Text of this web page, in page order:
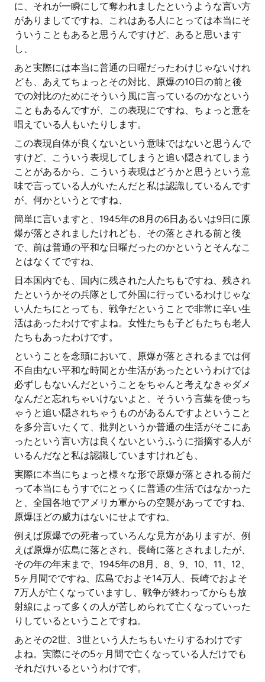
に、それが一瞬にして奪われましたというような言い方
がありましてですね、これはある人にとっては本当にそ
ういうこともあると思うんですけど、あると思います
し、
あと実際には本当に普通の日曜だったわけじゃないけれ
ども、あえてちょっとその対比、原爆の10日の前と後
での対比のためにそういう風に言っているのかなという
こともあるんですが、この表現にですね、ちょっと意を
唱えている人もいたりします。
この表現自体が良くないという意味ではないと思うんで
すけど、こういう表現してしまうと追い隠されてしまう
ことがあるから、こういう表現はどうかと思うという意
味で言っている人がいたんだと私は認識しているんです
が、何かというとですね、
簡単に言いますと、1945年の8月の6日あるいは9日に原
爆が落とされましたけれども、その落とされる前と後
で、前は普通の平和な日曜だったのかというとそんなこ
とはなくてですね、
日本国内でも、国内に残された人たちもですね、残され
たというかその兵隊として外国に行っているわけじゃな
い人たちにとっても、戦争だということで非常に辛い生
活はあったわけですよね。女性たちも子どもたちも老人
たちもあったわけです。
ということを念頭において、原爆が落とされるまでは何
不自由ない平和な時間とか生活があったというわけでは
必ずしもないんだということをちゃんと考えなきゃダメ
なんだと忘れちゃいけないよと、そういう言葉を使っち
ゃうと追い隠されちゃうものがあるんですよということ
を多分言いたくて、批判というか普通の生活がそこにあ
ったという言い方は良くないというふうに指摘する人が
いるんだなと私は認識していますけれども、
実際に本当にちょっと様々な形で原爆が落とされる前だ
って本当にもうすでにとっくに普通の生活ではなかった
と、全国各地でアメリカ軍からの空襲があってですね、
原爆ほどの威力はないにせよですね、
例えば原爆での死者っていろんな見方がありますが、例
えば原爆が広島に落とされ、長崎に落とされましたが、
その年の年末まで、1945年の8月、8、9、10、11、12、
5ヶ月間でですね、広島でおよそ14万人、長崎でおよそ
7万人が亡くなっていますし、戦争が終わってからも放
射線によって多くの人が苦しめられて亡くなっていった
りしているということですね。
あとその2世、3世という人たちもいたりするわけです
よね。実際にその5ヶ月間で亡くなっている人だけでも
それだけいるというわけです。